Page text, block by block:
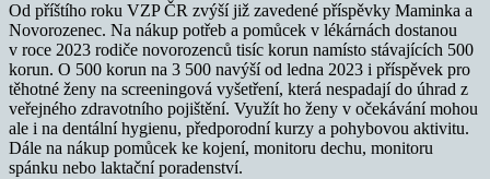
Od příštího roku VZP ČR zvýší již zavedené příspěvky Maminka a
Novorozenec. Na nákup potřeb a pomůcek v lékárnách dostanou
v roce 2023 rodiče novorozenců tisíc korun namísto stávajících 500
korun. O 500 korun na 3 500 navýší od ledna 2023 i příspěvek pro
těhotné ženy na screeningová vyšetření, která nespadají do úhrad z
veřejného zdravotního pojištění. Využít ho ženy v očekávání mohou
ale i na dentální hygienu, předporodní kurzy a pohybovou aktivitu.
Dále na nákup pomůcek ke kojení, monitoru dechu, monitoru
spánku nebo laktační poradenství.